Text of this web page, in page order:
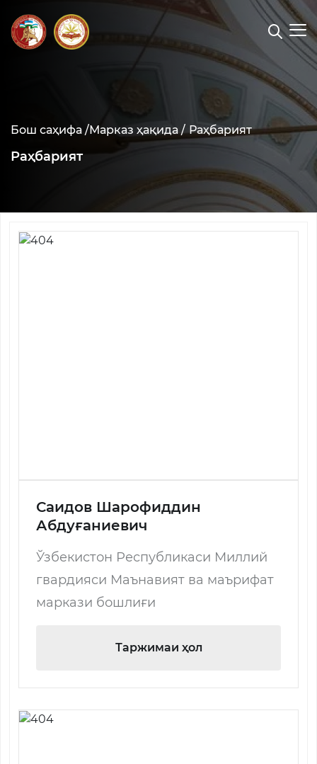
Бош саҳифа /Марказ ҳақида / Раҳбарият
Раҳбарият
Саидов Шарофиддин
Абдуғаниевич
Ўзбекистон Республикаси Миллий
гвардияси Маънавият ва маърифат
маркази бошлиғи
Таржимаи ҳол